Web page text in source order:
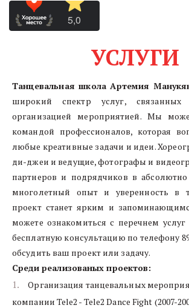
Описание должно быть
УСЛУГИ
Танцевальная школа Артемия
широкий спектр услуг,
организацией мероприятией. Мы
командой профессионалов, которая
любые креативные задачи и идеи.
ди-джеи и ведущие, фотографы и
партнеров и подрядчиков в
многолетный опыт и уверенность в
проект станет ярким и
можете ознакомиться с перечнем услуг
бесплатную консультацию по телефону
обсудить ваш проект или задачу.
Среди реализованых проектов:
Организация танцевальных
компании Tele2 - Tele2 Dance Fight (2007-